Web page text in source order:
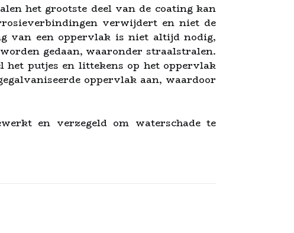
het grootste deel van de coating kan
verwijdert en niet de
van een oppervlak is niet altijd nodig,
gedaan, waaronder straalstralen.
putjes en littekens op het oppervlak
oppervlak aan, waardoor
en verzegeld om waterschade te